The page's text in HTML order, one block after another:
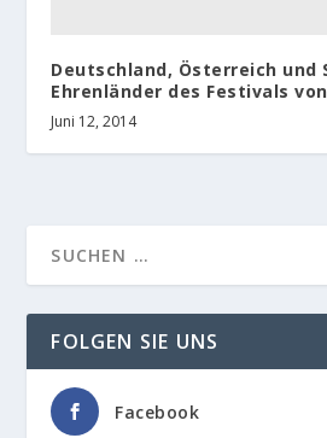
Deutschland, Österreich und
Ehrenländer des Festivals
Juni 12, 2014
FOLGEN SIE UNS
Facebook